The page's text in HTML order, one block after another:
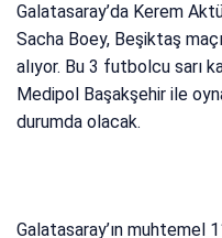
Galatasaray’da Kerem
Sacha Boey, Beşiktaş
alıyor. Bu 3 futbolcu sarı
Medipol Başakşehir ile
durumda olacak.
Galatasaray’ın muhtemel